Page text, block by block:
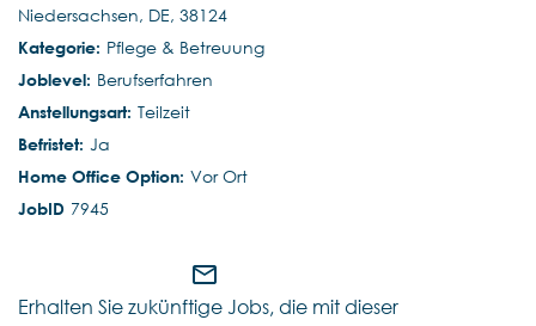
Niedersachsen, DE, 38124
Pflege & Betreuung
Berufserfahren
Teilzeit
Ja
Vor Ort
7945
mail_outline
Erhalten Sie zukünftige Jobs, die mit dieser